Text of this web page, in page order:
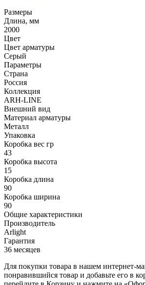
Размеры
Длина, мм
2000
Цвет
Цвет арматуры
Серый
Параметры
Страна
Россия
Коллекция
ARH-LINE
Внешний вид
Материал арматуры
Металл
Упаковка
Коробка вес гр
43
Коробка высота
15
Коробка длина
90
Коробка ширина
90
Общие характеристики
Производитель
Arlight
Гарантия
36 месяцев
Для покупки товара в нашем интернет-
понравившийся товар и добавьте его в